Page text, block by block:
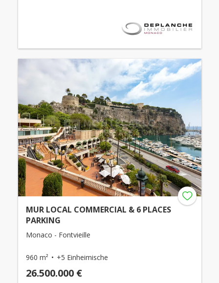
MUR LOCAL COMMERCIAL & 6 PLACES
PARKING
Monaco - Fontvieille
960 m² +5 Einheimische
26.500.000 €